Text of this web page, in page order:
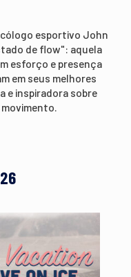
esportivo John
de flow": aquela
esforço e presença
em seus melhores
e inspiradora sobre